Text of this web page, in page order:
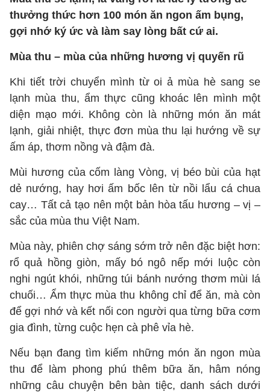
thưởng thức hơn 100 món ăn ngon ấm bụng,
gợi nhớ ký ức và làm say lòng bất cứ ai.
Mùa thu – mùa của những hương vị quyến rũ
Khi tiết trời chuyển mình từ oi ả mùa hè sang se
lạnh mùa thu, ẩm thực cũng khoác lên mình một
diện mạo mới. Không còn là những món ăn mát
lạnh, giải nhiệt, thực đơn mùa thu lại hướng về sự
ấm áp, thơm nồng và đậm đà.
Mùi hương của cốm làng Vòng, vị béo bùi của hạt
dẻ nướng, hay hơi ấm bốc lên từ nồi lẩu cá chua
cay… Tất cả tạo nên một bản hòa tấu hương – vị –
sắc của mùa thu Việt Nam.
Mùa này, phiên chợ sáng sớm trở nên đặc biệt hơn:
rổ quả hồng giòn, mấy bó ngô nếp mới luộc còn
nghi ngút khói, những túi bánh nướng thơm mùi lá
chuối… Ẩm thực mùa thu không chỉ để ăn, mà còn
để gợi nhớ và kết nối con người qua từng bữa cơm
gia đình, từng cuộc hẹn cà phê vỉa hè.
Nếu bạn đang tìm kiếm những món ăn ngon mùa
thu để làm phong phú thêm bữa ăn, hâm nóng
những câu chuyện bên bàn tiệc, danh sách dưới